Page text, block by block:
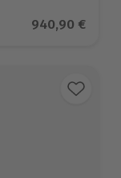
Aktueller
940,90 €